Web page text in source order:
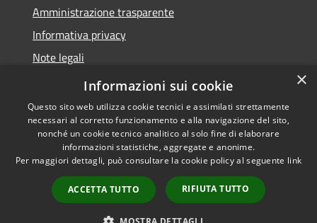
Amministrazione trasparente
Informativa privacy
Note legali
Dichiarazione di accessibilità
Accessibilità
Copyright © 2026 • Comune di
Casciana Terme Lari • Powered
byMunicipium
Accesso
redazione
×
Informazioni sui cookie
Questo sito web utilizza cookie tecnici e assimilati strettamente
necessari al corretto funzionamento e alla navigazione del sito,
nonché un cookie tecnico analitico al solo fine di elaborare
informazioni statistiche, aggregate e anonime.
Per maggiori dettagli, può consultare la cookie policy al seguente link
ACCETTA TUTTO RIFIUTA TUTTO